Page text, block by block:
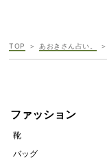
TOP あおきさん占い。
ファッション
靴
バッグ